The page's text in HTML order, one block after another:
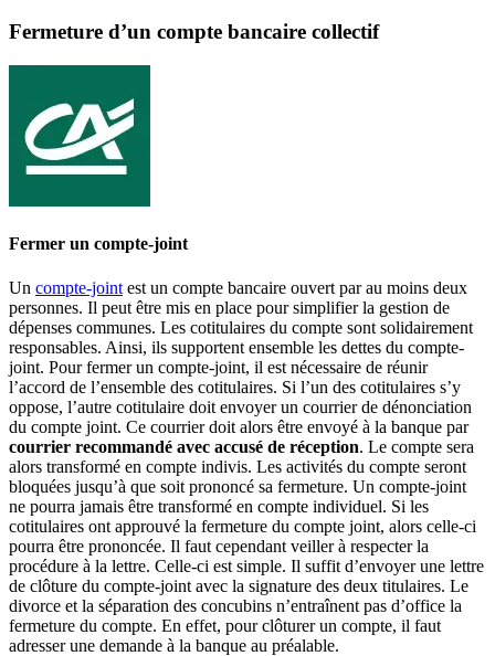
Fermeture d’un compte bancaire collectif
Fermer un compte-joint
Un compte-joint est un compte bancaire ouvert par au moins deux
personnes. Il peut être mis en place pour simplifier la gestion de
dépenses communes. Les cotitulaires du compte sont solidairement
responsables. Ainsi, ils supportent ensemble les dettes du compte-
joint. Pour fermer un compte-joint, il est nécessaire de réunir
l’accord de l’ensemble des cotitulaires. Si l’un des cotitulaires s’y
oppose, l’autre cotitulaire doit envoyer un courrier de dénonciation
du compte joint. Ce courrier doit alors être envoyé à la banque par
courrier recommandé avec accusé de réception. Le compte sera
alors transformé en compte indivis. Les activités du compte seront
bloquées jusqu’à que soit prononcé sa fermeture. Un compte-joint
ne pourra jamais être transformé en compte individuel. Si les
cotitulaires ont approuvé la fermeture du compte joint, alors celle-ci
pourra être prononcée. Il faut cependant veiller à respecter la
procédure à la lettre. Celle-ci est simple. Il suffit d’envoyer une lettre
de clôture du compte-joint avec la signature des deux titulaires. Le
divorce et la séparation des concubins n’entraînent pas d’office la
fermeture du compte. En effet, pour clôturer un compte, il faut
adresser une demande à la banque au préalable.